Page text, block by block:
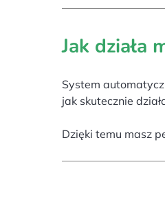
Jak działa
System
jak skutecznie
Dzięki temu masz